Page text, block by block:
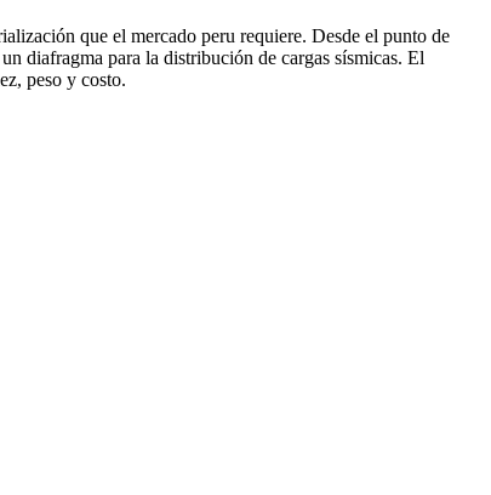
que el mercado peru requiere. Desde el punto de
diafragma para la distribución de cargas sísmicas. El
peso y costo.